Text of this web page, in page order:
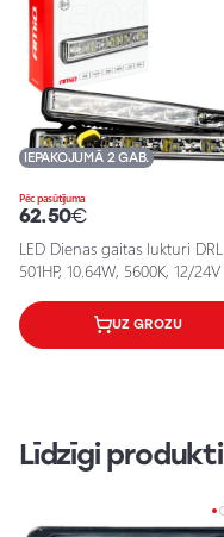
Pēc pasūtījuma
IEPAKOJUMĀ 2 GAB.
62.50€
LED Dienas gaitas lukturi DRL
501HP, 10.64W, 5600K, 12/24V
UZ GROZU
Līdzīgi produkti